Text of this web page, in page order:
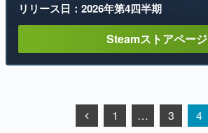
リリース日：2026年第4四半期
Steamストアページ
1 … 3 4